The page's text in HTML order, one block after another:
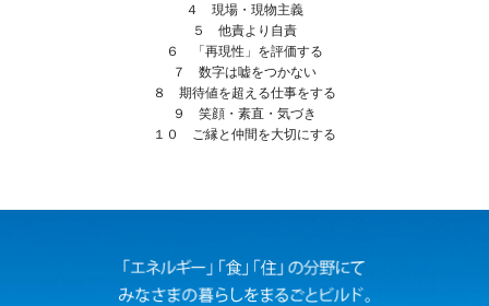
４ 現場・現物主義
５ 他責より自責
６ 「再現性」を評価する
７ 数字は嘘をつかない
８ 期待値を超える仕事をする
９ 笑顔・素直・気づき
１０ ご縁と仲間を大切にする